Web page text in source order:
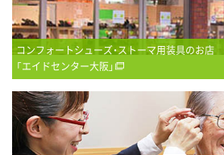
コンフォートシューズ・ストーマ用装具のお店
「エイドセンター大阪」